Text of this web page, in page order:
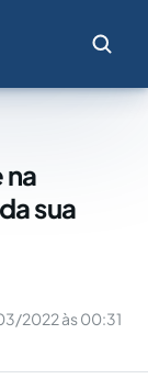
na
sua
2022 às 00:31